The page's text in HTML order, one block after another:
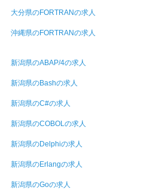
大分県のFORTRANの求人
沖縄県のFORTRANの求人
新潟県のABAP/4の求人
新潟県のBashの求人
新潟県のC#の求人
新潟県のCOBOLの求人
新潟県のDelphiの求人
新潟県のErlangの求人
新潟県のGoの求人